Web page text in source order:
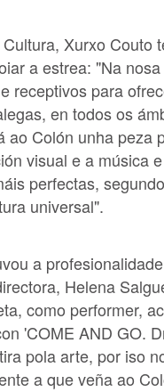
Xurxo
a estrea: "Na
receptivos para
en todos os
ao Colón unha
visual e a música
perfectas,
universal".
a
Helena
como performer,
'COME AND GO.
pola arte, por iso
a que veña ao